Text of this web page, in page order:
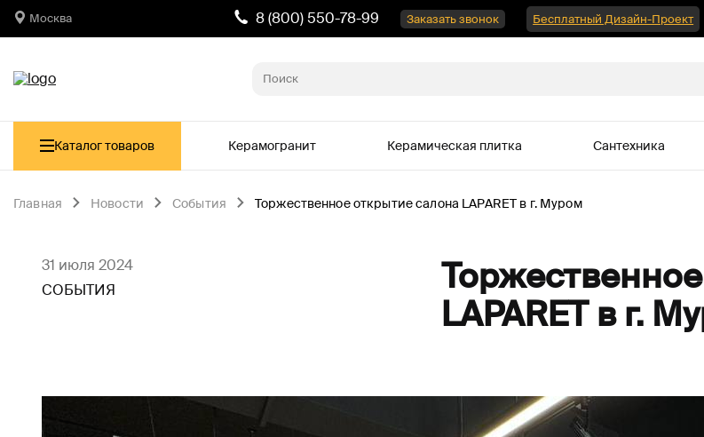
Москва 8 (800) 550-78-99 Заказать звонок Бесплатный Дизайн-Проект
Каталог товаров Керамогранит Керамическая плитка Сантехника
Главная Новости События Торжественное открытие салона LAPARET в г. Муром
31 июля 2024
СОБЫТИЯ
LAPARET в г.